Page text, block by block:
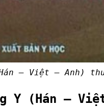
– Việt – Anh)
Y (Hán –